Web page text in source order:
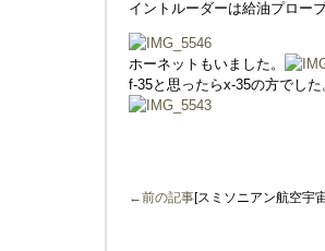
イントルーダーは給油プロー
ホーネットもいました。
f-35と思ったらx-35の方でした
←前の記事[スミソニアン航空宇